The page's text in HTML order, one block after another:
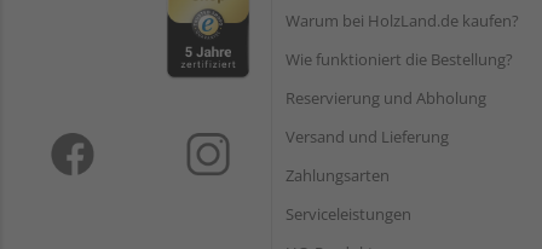
Warum bei HolzLand.de kaufen?
Wie funktioniert die Bestellung?
Reservierung und Abholung
Versand und Lieferung
Zahlungsarten
Serviceleistungen